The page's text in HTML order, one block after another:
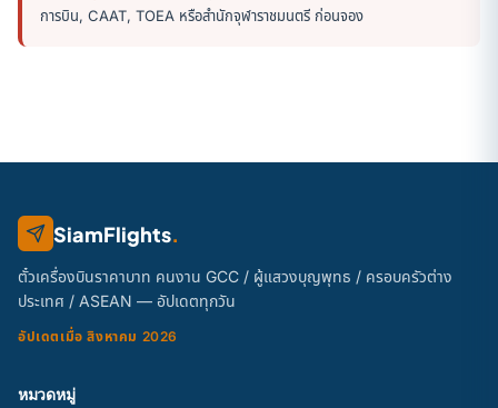
การบิน, CAAT, TOEA หรือสำนักจุฬาราชมนตรี ก่อนจอง
SiamFlights.
ตั๋วเครื่องบินราคาบาท คนงาน GCC / ผู้แสวงบุญพุทธ / ครอบครัวต่าง
ประเทศ / ASEAN — อัปเดตทุกวัน
อัปเดตเมื่อ สิงหาคม 2026
หมวดหมู่